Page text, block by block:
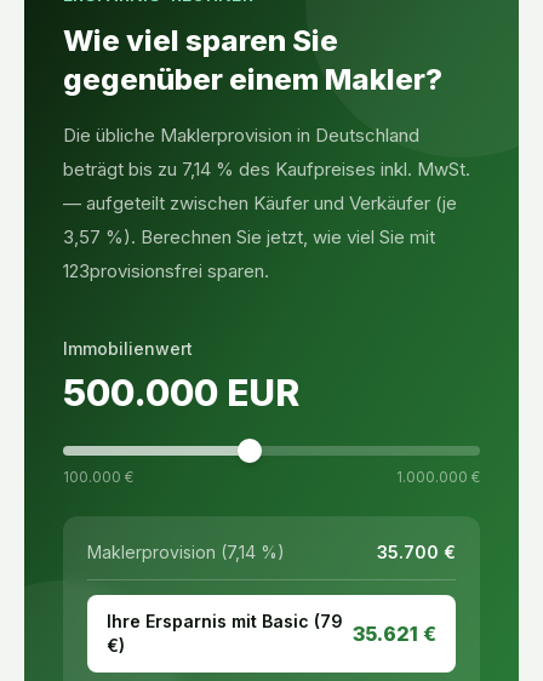
Wie viel sparen Sie
gegenüber einem Makler?
Die übliche Maklerprovision in Deutschland
beträgt bis zu 7,14 % des Kaufpreises inkl. MwSt.
— aufgeteilt zwischen Käufer und Verkäufer (je
3,57 %). Berechnen Sie jetzt, wie viel Sie mit
123provisionsfrei sparen.
Immobilienwert
500.000 EUR
100.000 € 1.000.000 €
Maklerprovision (7,14 %) 35.700 €
Ihre Ersparnis mit Basic (79
€)
35.621 €